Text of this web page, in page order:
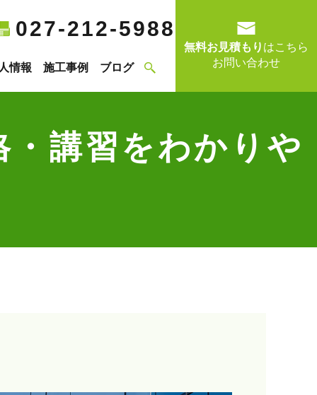
情報 施工事例 ブログ
027-212-5988
無料お見積もり はこちら
お問い合わせ
講習をわかりや